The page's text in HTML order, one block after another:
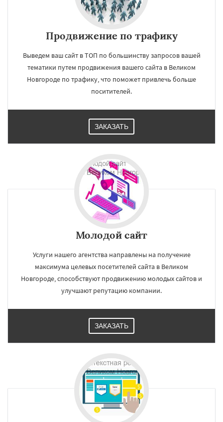
Продвижение по трафику
Выведем ваш сайт в ТОП по большинству запросов вашей
тематики путем продвижения вашего сайта в Великом
Новгороде по трафику, что поможет привлечь больше
поситителей.
ЗАКАЗАТЬ
Молодой сайт
Услуги нашего агентства направлены на получение
максимума целевых посетителей сайта в Великом
Новгороде, способствуют продвижению молодых сайтов и
улучшают репутацию компании.
ЗАКАЗАТЬ